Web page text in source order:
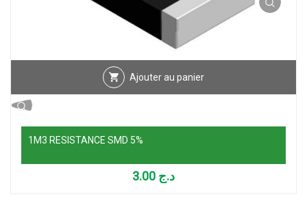
Ajouter au panier
1M3 RESISTANCE SMD 5%
د.ج